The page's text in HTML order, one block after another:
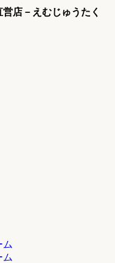
店－えむじゅうたく
ム
ム